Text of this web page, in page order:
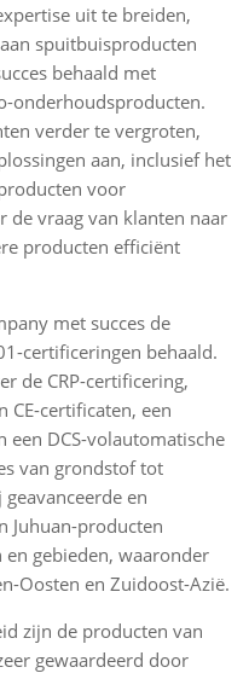
uit te breiden,
spuitbuisproducten
behaald met
onderhoudsproducten.
verder te vergroten,
aan, inclusief het
voor
de vraag van klanten naar
producten efficiënt
met succes de
certificeringen behaald.
de CRP-certificering,
CE-certificaten, een
een DCS-volautomatische
van grondstof tot
en
Juhuan-producten
gebieden, waaronder
Oosten en Zuidoost-Azië.
zijn de producten van
gewaardeerd door